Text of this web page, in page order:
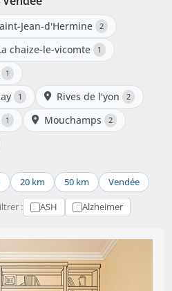
Jean-d'Hermine 2
chaize-le-vicomte 1
1
1 Rives de l'yon 2
1 Mouchamps 2
20 km 50 km Vendée
: ASH Alzheimer